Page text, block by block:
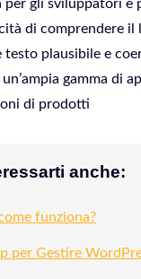
per gli sviluppatori e
di comprendere il
testo plausibile e
gamma di
di prodotti
anche:
funziona?
per Gestire